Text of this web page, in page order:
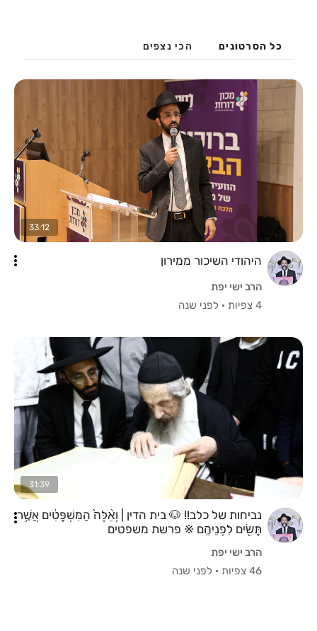
כל הסרטונים הכי נצפים
33:12
היהודי השיכור ממירון
הרב ישי יפת
4 צפיות
· לפני שנה
31:39
נביחות של כלב!! 🐶 בית הדין | וְאֵ֨לֶּה֙ הַמִּשְׁפָּטִ֔ים אֲשֶׁ֥ר
תָּשִׂ֖ים לִפְנֵיהֶֽם ※ פרשת משפטים
הרב ישי יפת
46 צפיות
· לפני שנה